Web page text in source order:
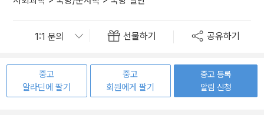
선물하기 공유하기
중고
알라딘에 팔기
중고
회원에게 팔기
중고 등록
알림 신청